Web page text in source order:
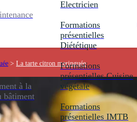
à la
bâtiment
Electricien
Formations
présentielles
Diététique
Formations
présentielles Cuisine
végétale
Formations
présentielles IMTB
> La tarte citron meringuée